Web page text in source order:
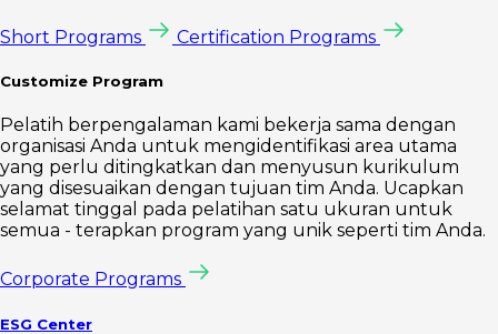
Short Programs Certification Programs
Customize Program
Pelatih berpengalaman kami bekerja sama dengan
organisasi Anda untuk mengidentifikasi area utama
yang perlu ditingkatkan dan menyusun kurikulum
yang disesuaikan dengan tujuan tim Anda. Ucapkan
selamat tinggal pada pelatihan satu ukuran untuk
semua - terapkan program yang unik seperti tim Anda.
Corporate Programs
ESG Center